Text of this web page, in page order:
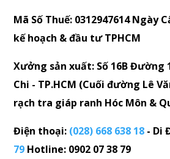
Mã Số Thuế: 0312947614 Ngày
kế hoạch & đầu tư TPHCM
Xưởng sản xuất: Số 16B Đường
Chi - TP.HCM (Cuối đường Lê
rạch tra giáp ranh Hóc Môn &
Điện thoại: (028) 668 638 18 - Di
79 Hotline: 0902 07 38 79